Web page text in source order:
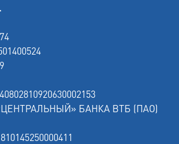
БАНКА ВТБ (ПАО)